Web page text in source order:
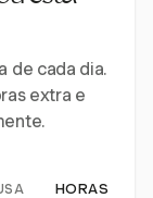
de cada dia.
extra e
HORAS